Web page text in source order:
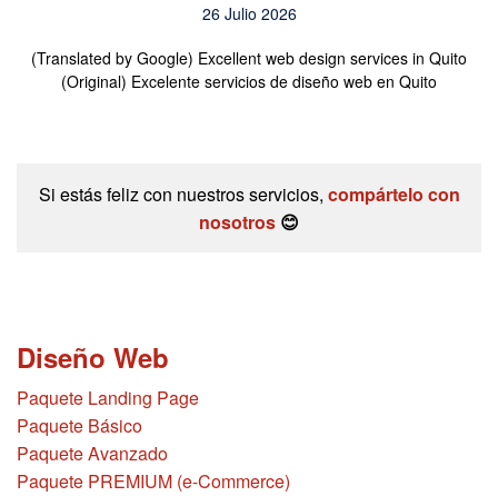
26 Julio 2026
(Translated by Google) Excellent web design services in Quito
(Original) Excelente servicios de diseño web en Quito
Si estás feliz con nuestros servicios, compártelo con
nosotros 😊
Diseño Web
Paquete Landing Page
Paquete Básico
Paquete Avanzado
Paquete PREMIUM (e-Commerce)